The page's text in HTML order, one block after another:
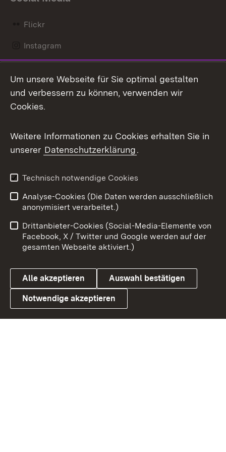
Flickr
Instagram
Mastodon
Messenger
Social Wall
X / Twitter
Youtube
Link zum Landesportal
Benutzungshinweise
Barrierefreiheit
Datenschutz
Cookies
Um unsere Webseite für Sie optimal gestalten
und verbessern zu können, verwenden wir
Cookies.
Weitere Informationen zu Cookies erhalten Sie in
unserer Datenschutzerklärung.
Technisch notwendige Cookies
Analyse-Cookies (Die Daten werden ausschließlich
anonymisiert verarbeitet.)
Drittanbieter-Cookies (Social-Media-Elemente von
Facebook, X / Twitter und Google werden auf der
gesamten Webseite aktiviert.)
Alle akzeptieren Auswahl bestätigen
Notwendige akzeptieren